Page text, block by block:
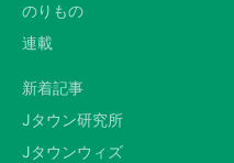
のりもの
連載
新着記事
Jタウン研究所
Jタウンウィズ